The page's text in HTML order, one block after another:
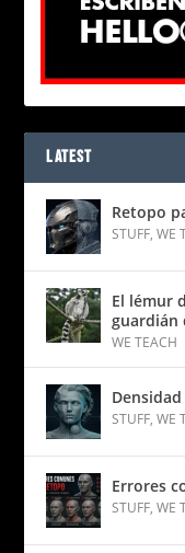
LATEST
Retopo
STUFF,WE
El lémur
guardián
WE TEACH
STUFF,WE
Errores
STUFF,WE